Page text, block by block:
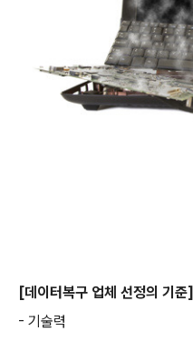
[데이터복구 업체 선정의 기준]
- 기술력